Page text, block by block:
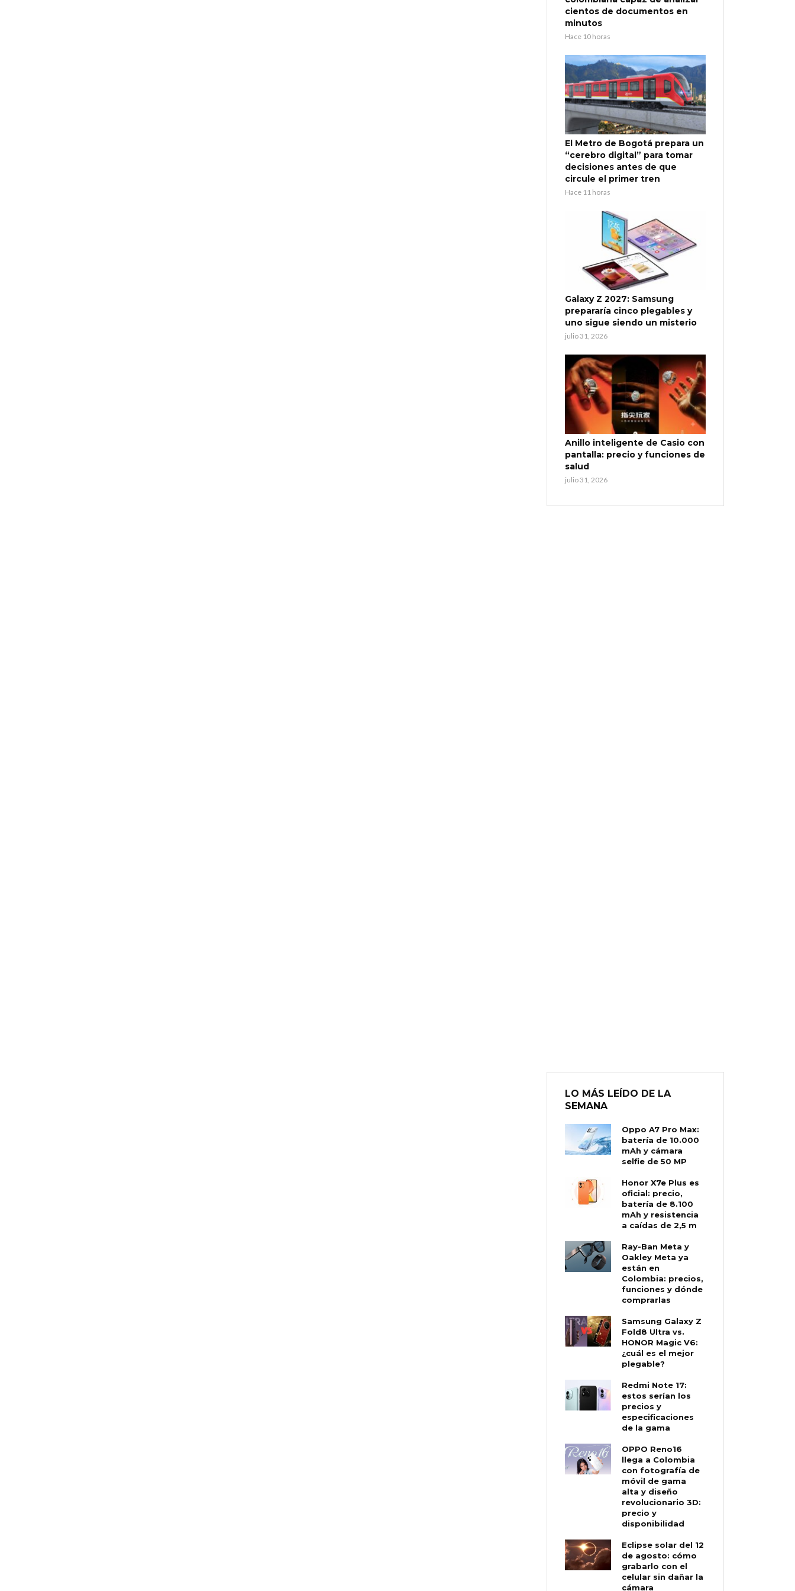
cientos de documentos en
minutos
Hace 10 horas
El Metro de Bogotá prepara un
“cerebro digital” para tomar
decisiones antes de que
circule el primer tren
Hace 11 horas
Galaxy Z 2027: Samsung
prepararía cinco plegables y
uno sigue siendo un misterio
julio 31, 2026
Anillo inteligente de Casio con
pantalla: precio y funciones de
salud
julio 31, 2026
LO MÁS LEÍDO DE LA
SEMANA
Oppo A7 Pro Max:
batería de 10.000
mAh y cámara
selfie de 50 MP
Honor X7e Plus es
oficial: precio,
batería de 8.100
mAh y resistencia
a caídas de 2,5 m
Ray-Ban Meta y
Oakley Meta ya
están en
Colombia: precios,
funciones y dónde
comprarlas
Samsung Galaxy Z
Fold8 Ultra vs.
HONOR Magic V6:
¿cuál es el mejor
plegable?
Redmi Note 17:
estos serían los
precios y
especificaciones
de la gama
OPPO Reno16
llega a Colombia
con fotografía de
móvil de gama
alta y diseño
revolucionario 3D:
precio y
disponibilidad
Eclipse solar del 12
de agosto: cómo
grabarlo con el
celular sin dañar la
cámara